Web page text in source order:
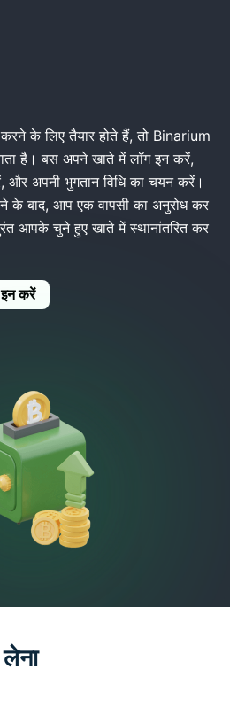
लेना
के लिए तैयार होते हैं, तो Binarium
है। बस अपने खाते में लॉग इन करें,
और अपनी भुगतान विधि का चयन करें।
के बाद, आप एक वापसी का अनुरोध कर
चुने हुए खाते में स्थानांतरित कर
करें